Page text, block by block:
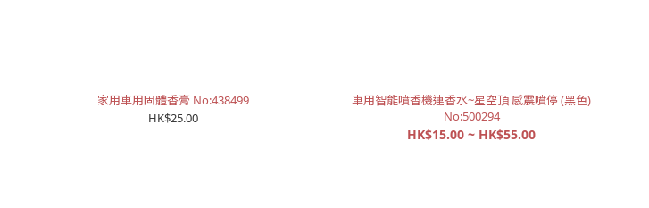
家用車用固體香膏 No:438499
HK$25.00
車用智能噴香機連香水~星空頂 感震噴停 (黑色)
No:500294
HK$15.00 ~ HK$55.00